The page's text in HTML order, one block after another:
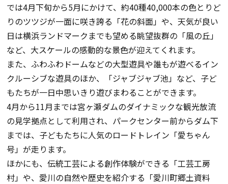
では4月下旬から5月にかけて、約40種40,000本の色とりど
りのツツジが一面に咲き誇る「花の斜面」や、天気が良い
日は横浜ランドマークまでも望める眺望抜群の「風の丘」
など、大スケールの感動的な景色が迎えてくれます。
また、ふわふわドームなどの大型遊具や誰もが遊べるイン
クルーシブな遊具のほか、「ジャブジャブ池」など、子ど
もたちが一日中思いきり遊びまわることができます。
4月から11月までは宮ヶ瀬ダムのダイナミックな観光放流
の見学拠点として利用され、パークセンター前からダム下
までは、子どもたちに人気のロードトレイン「愛ちゃん
号」が走ります。
ほかにも、伝統工芸による創作体験ができる「工芸工房
村」や、愛川の自然や歴史を紹介する「愛川町郷土資料